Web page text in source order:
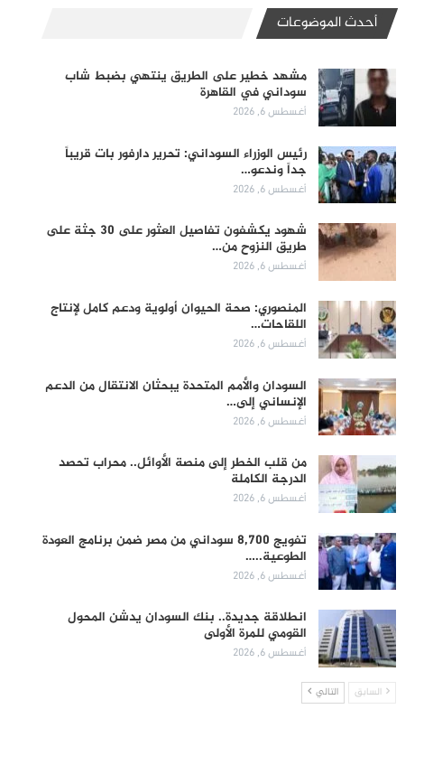
أحدث الموضوعات
مشهد خطير على الطريق ينتهي بضبط شاب
سوداني في القاهرة
أغسطس 6, 2026
رئيس الوزراء السوداني: تحرير دارفور بات قريباً
جداً وندعو…
أغسطس 6, 2026
شهود يكشفون تفاصيل العثور على 30 جثة على
طريق النزوح من…
أغسطس 6, 2026
المنصوري: صحة الحيوان أولوية ودعم كامل لإنتاج
اللقاحات…
أغسطس 6, 2026
السودان والأمم المتحدة يبحثان الانتقال من الدعم
الإنساني إلى…
أغسطس 6, 2026
من قلب الخطر إلى منصة الأوائل.. محراب تحصد
الدرجة الكاملة
أغسطس 6, 2026
تفويج 8,700 سوداني من مصر ضمن برنامج العودة
الطوعية..…
أغسطس 6, 2026
انطلاقة جديدة.. بنك السودان يدشن المحول
القومي للمرة الأولى
أغسطس 6, 2026
السابق التالي